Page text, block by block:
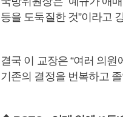
등을 도둑질한 것”이라고
결국 이 교장은 “여러 의
기존의 결정을 번복하고